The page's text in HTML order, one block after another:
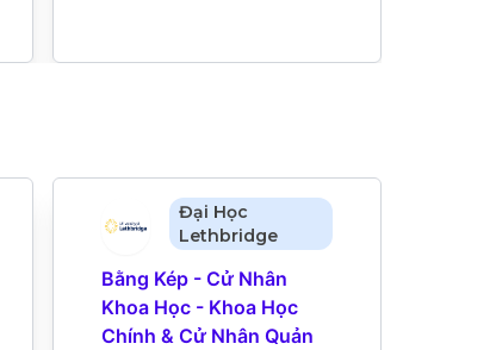
Đại Học
Lethbridge
Bằng Kép - Cử Nhân
Khoa Học - Khoa Học
Chính & Cử Nhân Quản